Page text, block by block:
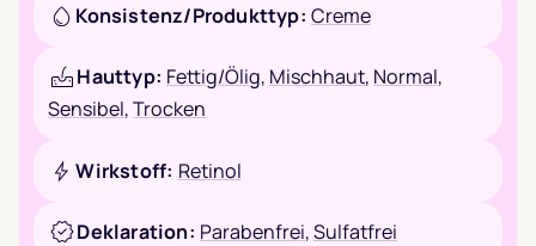
Konsistenz/Produkttyp: Creme
Hauttyp: Fettig/Ölig, Mischhaut, Normal,
Sensibel,Trocken
Wirkstoff: Retinol
Deklaration: Parabenfrei,Sulfatfrei